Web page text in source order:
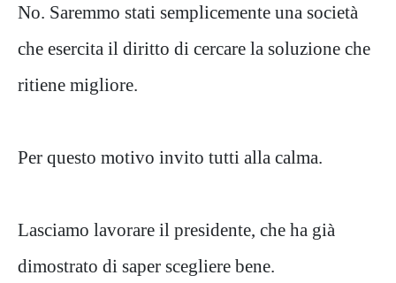
No. Saremmo stati semplicemente una società
che esercita il diritto di cercare la soluzione che
ritiene migliore.
Per questo motivo invito tutti alla calma.
Lasciamo lavorare il presidente, che ha già
dimostrato di saper scegliere bene.